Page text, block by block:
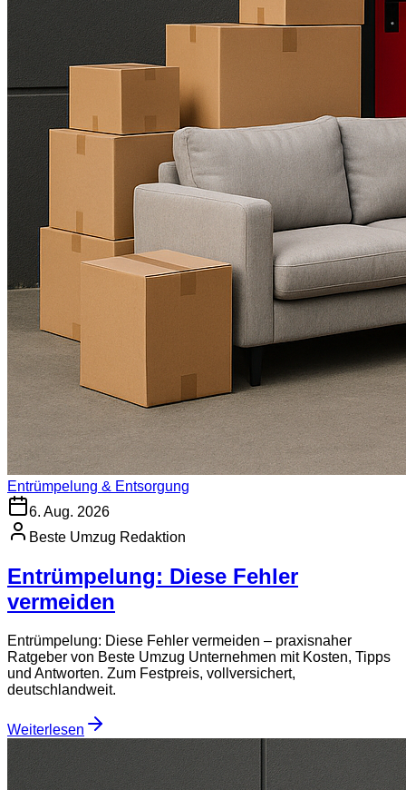
Entrümpelung & Entsorgung
6. Aug. 2026
Beste Umzug Redaktion
Entrümpelung: Diese Fehler
vermeiden
Entrümpelung: Diese Fehler vermeiden – praxisnaher
Ratgeber von Beste Umzug Unternehmen mit Kosten, Tipps
und Antworten. Zum Festpreis, vollversichert,
deutschlandweit.
Weiterlesen